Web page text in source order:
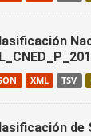
XML TSV
de